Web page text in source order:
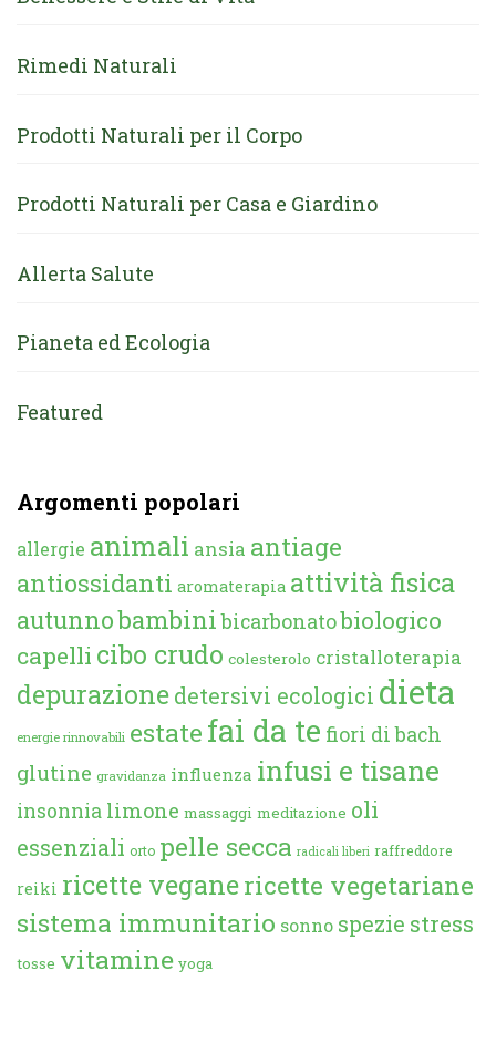
Rimedi Naturali
Prodotti Naturali per il Corpo
Prodotti Naturali per Casa e Giardino
Allerta Salute
Pianeta ed Ecologia
Featured
Argomenti popolari
allergie animali ansia antiage
antiossidanti aromaterapia attività fisica
autunnobambini bicarbonatobiologico
capelli cibo crudo colesterolo cristalloterapia
depurazione detersivi ecologici dieta
energie rinnovabili estate fai da te fiori di bach
glutine gravidanza influenza infusi e tisane
insonnia limone massaggi meditazione oli
essenziali orto pelle secca radicali liberi raffreddore
reiki ricette veganericette vegetariane
sistema immunitario sonno spezie stress
tosse vitamine yoga